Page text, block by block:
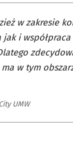
w zakresie
i
w tym
UMW